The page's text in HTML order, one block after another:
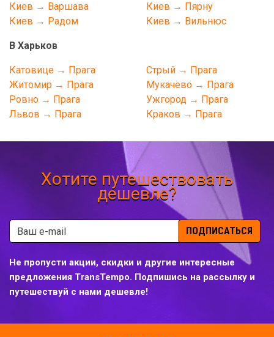
Киев → Варшава
Киев → Радом
Киев → Пярну
Киев → Вильнюс
В Харьков
Катовице → Прага
Житомир → Прага
Ровно → Прага
Львов → Прага
Стрый → Прага
Мукачево → Прага
Ужгород → Прага
Краков → Прага
Хотите путешествовать
дешевле?
ПОДПИСАТЬСЯ
Не пропусти акции, скидки и другие интересные
предложения TransTempo. Подпишись на рассылку и
путешествуй с нами дешевле!